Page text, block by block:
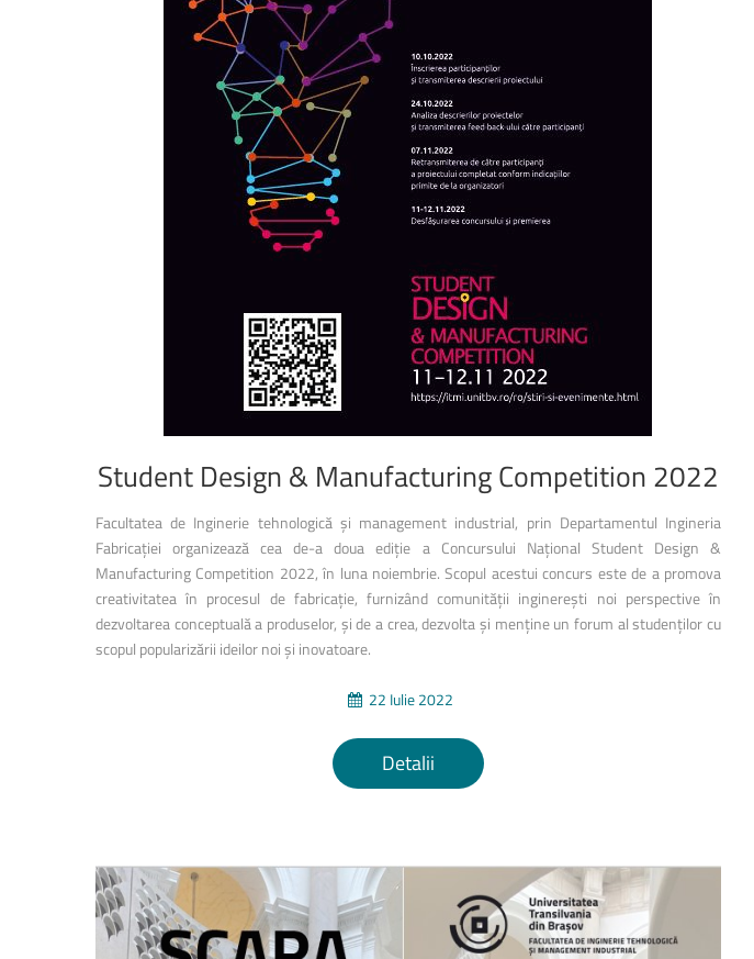
Student Design & ManufacturingCompetition 2022
Facultatea de Inginerie tehnologică și management industrial, prin Departamentul Ingineria
Fabricației organizează cea de-a doua ediție a Concursului Național Student Design &
Manufacturing Competition 2022, în luna noiembrie. Scopul acestui concurs este de a promova
creativitatea în procesul de fabricație, furnizând comunității inginerești noi perspective în
dezvoltarea conceptuală a produselor, și de a crea, dezvolta și menține un forum al studenților cu
scopul popularizării ideilor noi și inovatoare.
22 Iulie 2022
Detalii